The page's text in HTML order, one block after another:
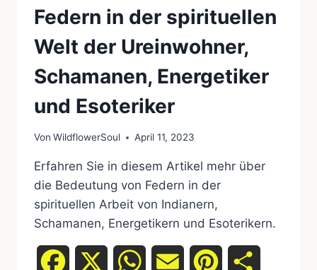
Federn in der spirituellen
Welt der Ureinwohner,
Schamanen, Energetiker
und Esoteriker
Von WildflowerSoul April 11, 2023
Erfahren Sie in diesem Artikel mehr über
die Bedeutung von Federn in der
spirituellen Arbeit von Indianern,
Schamanen, Energetikern und Esoterikern.
Facebook WhatsAppEmail Pinterest